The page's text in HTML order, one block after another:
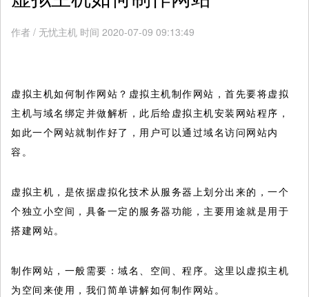
作者 / 无忧主机 时间 2020-07-09 09:13:49
虚拟主机如何制作网站？虚拟主机制作网站，首先要将虚拟
主机与域名绑定并做解析，此后给虚拟主机安装网站程序，
如此一个网站就制作好了，用户可以通过域名访问网站内
容。
虚拟主机，是依据虚拟化技术从服务器上划分出来的，一个
个独立小空间，具备一定的服务器功能，主要用途就是用于
搭建网站。
制作网站，一般需要：域名、空间、程序。这里以虚拟主机
为空间来使用，我们简单讲解如何制作网站。